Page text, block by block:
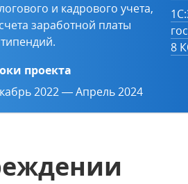
и кадрового учета,
заработной платы
проекта
2022 — Апрель 2024
8